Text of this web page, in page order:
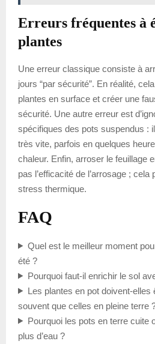
Erreurs fréquentes à
plantes
Une erreur classique consiste à
jours “par sécurité”. En réalité,
plantes en surface et créer une
sécurité. Une autre erreur est
spécifiques des pots suspendus :
très vite, parfois en quelques
chaleur. Enfin, arroser le feuillage
pas l’efficacité de l’arrosage ;
stress thermique.
FAQ
Quel est le meilleur moment
été ?
Pourquoi faut-il enrichir le sol
Les plantes en pot doivent-elles
souvent que celles en pleine terre
Pourquoi les pots en terre cuite
plus d’eau ?